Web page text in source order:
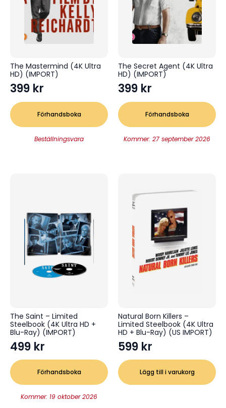
The Mastermind (4K Ultra
HD) (IMPORT)
399 kr
Förhandsboka
Beställningsvara
The Secret Agent (4K Ultra
HD) (IMPORT)
399 kr
Förhandsboka
Kommer: 27 september 2026
The Saint – Limited
Steelbook (4K Ultra HD +
Blu-Ray) (IMPORT)
499 kr
Förhandsboka
Kommer: 19 oktober 2026
Natural Born Killers –
Limited Steelbook (4K Ultra
HD + Blu-Ray) (US IMPORT)
599 kr
Lägg till i varukorg